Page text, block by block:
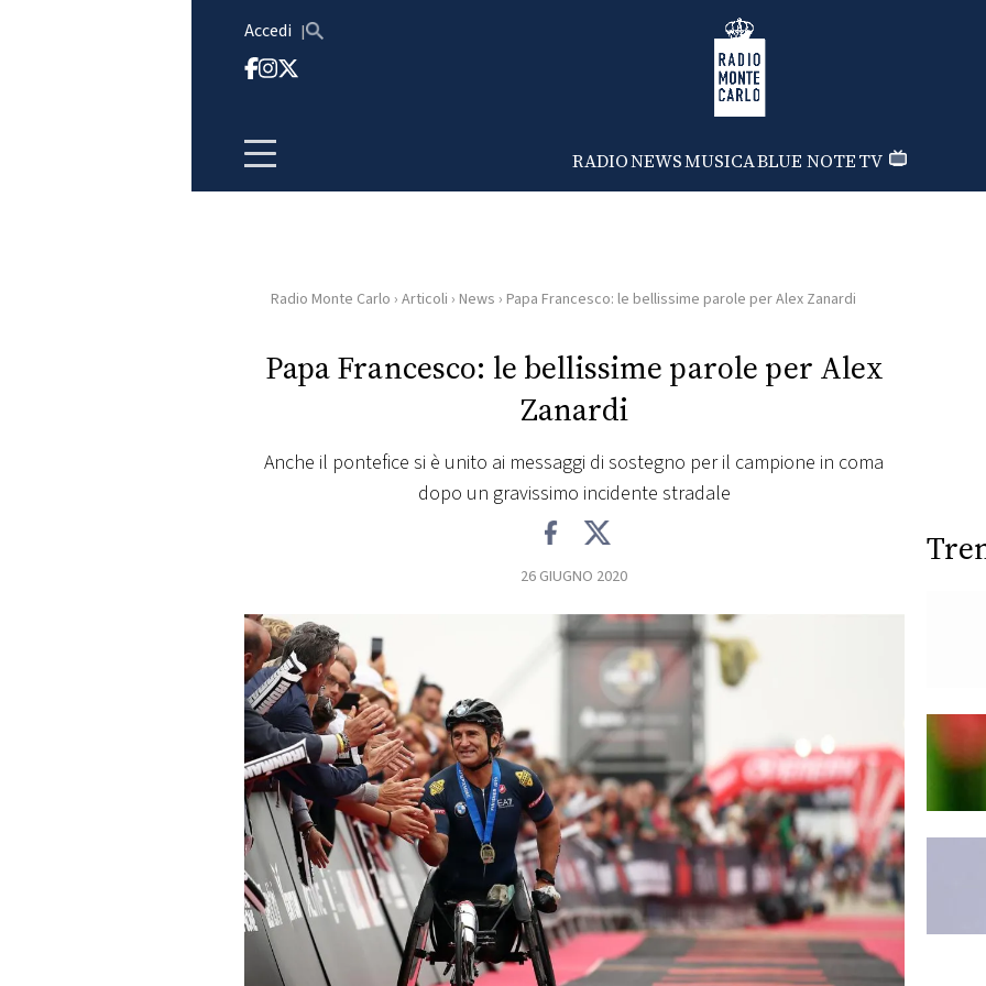
Accedi Radio Monte Carlo
RADIONEWSMUSICABLUE NOTETV
HOME
RADIO
RADIO
FOTO
CONCORSI
EVENTI
VIDEO
TV
PRINCIPATO
Radio Monte Carlo › Articoli › News › Papa Francesco: le bellissime parole per Alex Zanardi
Papa Francesco: le bellissime parole per Alex
Zanardi
Anche il pontefice si è unito ai messaggi di sostegno per il campione in coma
dopo un gravissimo incidente stradale
26 GIUGNO 2020